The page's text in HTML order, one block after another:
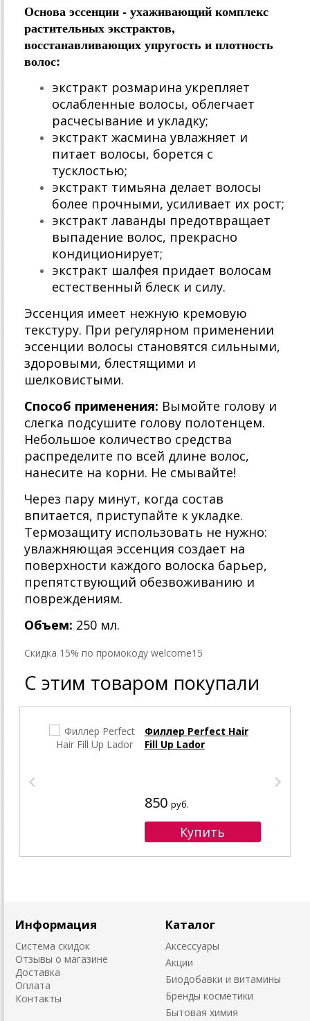
Основа эссенции - ухаживающий комплекс
растительных экстрактов,
восстанавливающих упругость и плотность
волос:
экстракт розмарина укрепляет
ослабленные волосы, облегчает
расчесывание и укладку;
экстракт жасмина увлажняет и
питает волосы, борется с
тусклостью;
экстракт тимьяна делает волосы
более прочными, усиливает их рост;
экстракт лаванды предотвращает
выпадение волос, прекрасно
кондиционирует;
экстракт шалфея придает волосам
естественный блеск и силу.
Эссенция имеет нежную кремовую
текстуру. При регулярном применении
эссенции волосы становятся сильными,
здоровыми, блестящими и
шелковистыми.
Способ применения: Вымойте голову и
слегка подсушите голову полотенцем.
Небольшое количество средства
распределите по всей длине волос,
нанесите на корни. Не смывайте!
Через пару минут, когда состав
впитается, приступайте к укладке.
Термозащиту использовать не нужно:
увлажняющая эссенция создает на
поверхности каждого волоска барьер,
препятствующий обезвоживанию и
повреждениям.
Объем: 250 мл.
Cкидка 15% по промокоду welcome15
С этим товаром покупали
Филлер Perfect Hair
Fill Up Lador
850 руб.
Информация
Система скидок
Отзывы о магазине
Доставка
Оплата
Контакты
Каталог
Аксессуары
Акции
Биодобавки и витамины
Бренды косметики
Бытовая химия